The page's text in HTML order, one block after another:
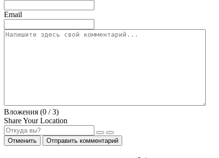
Email
Вложения (0 / 3)
Share Your Location
Отменить Отправить комментарий